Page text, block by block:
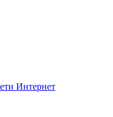
Интернет